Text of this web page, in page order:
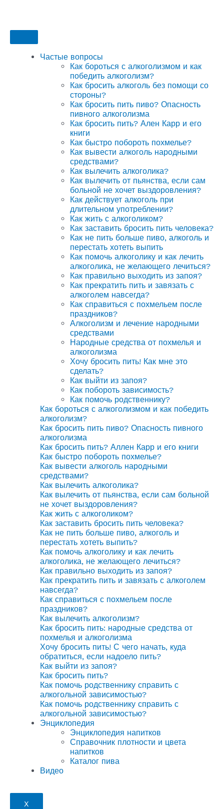
Частые вопросы
Как бороться с алкоголизмом и как
победить алкоголизм?
Как бросить алкоголь без помощи со
стороны?
Как бросить пить пиво? Опасность
пивного алкоголизма
Как бросить пить? Ален Карр и его
книги
Как быстро побороть похмелье?
Как вывести алкоголь народными
средствами?
Как вылечить алкоголика?
Как вылечить от пьянства, если сам
больной не хочет выздоровления?
Как действует алкоголь при
длительном употреблении?
Как жить с алкоголиком?
Как заставить бросить пить человека?
Как не пить больше пиво, алкоголь и
перестать хотеть выпить
Как помочь алкоголику и как лечить
алкоголика, не желающего лечиться?
Как правильно выходить из запоя?
Как прекратить пить и завязать с
алкоголем навсегда?
Как справиться с похмельем после
праздников?
Алкоголизм и лечение народными
средствами
Народные средства от похмелья и
алкоголизма
Хочу бросить пить! Как мне это
сделать?
Как выйти из запоя?
Как побороть зависимость?
Как помочь родственнику?
Как бороться с алкоголизмом и как победить
алкоголизм?
Как бросить пить пиво? Опасность пивного
алкоголизма
Как бросить пить? Аллен Карр и его книги
Как быстро побороть похмелье?
Как вывести алкоголь народными
средствами?
Как вылечить алкоголика?
Как вылечить от пьянства, если сам больной
не хочет выздоровления?
Как жить с алкоголиком?
Как заставить бросить пить человека?
Как не пить больше пиво, алкоголь и
перестать хотеть выпить?
Как помочь алкоголику и как лечить
алкоголика, не желающего лечиться?
Как правильно выходить из запоя?
Как прекратить пить и завязать с алкоголем
навсегда?
Как справиться с похмельем после
праздников?
Как вылечить алкоголизм?
Как бросить пить: народные средства от
похмелья и алкоголизма
Хочу бросить пить! С чего начать, куда
обратиться, если надоело пить?
Как выйти из запоя?
Как бросить пить?
Как помочь родственнику справить с
алкогольной зависимостью?
Как помочь родственнику справить с
алкогольной зависимостью?
Энциклопедия
Энциклопедия напитков
Справочник плотности и цвета
напитков
Каталог пива
Видео
X